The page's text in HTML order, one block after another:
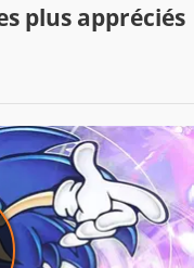
plus appréciés